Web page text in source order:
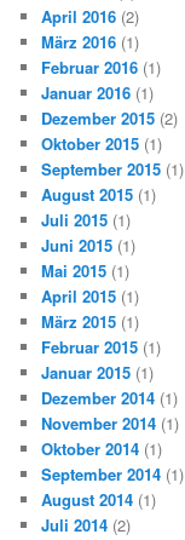
April 2016 (2)
März 2016 (1)
Februar 2016 (1)
Januar 2016 (1)
Dezember 2015 (2)
Oktober 2015 (1)
September 2015 (1)
August 2015 (1)
Juli 2015 (1)
Juni 2015 (1)
Mai 2015 (1)
April 2015 (1)
März 2015 (1)
Februar 2015 (1)
Januar 2015 (1)
Dezember 2014 (1)
November 2014 (1)
Oktober 2014 (1)
September 2014 (1)
August 2014 (1)
Juli 2014 (2)